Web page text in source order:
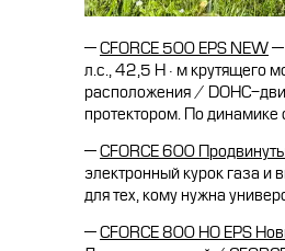
—CFORCE 500 EPS NEW—
л.с., 42,5 Н·м крутящего
расположения / DOHC-
протектором. По
—CFORCE 600
электронный курок газа
для тех, кому нужна
—CFORCE 800 HO EPS